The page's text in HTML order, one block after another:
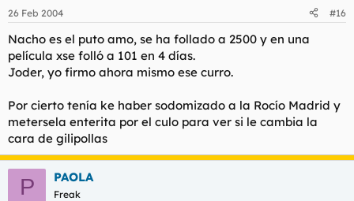
26 Feb 2004 #16
Nacho es el puto amo, se ha follado a 2500 y en una
película xse folló a 101 en 4 días.
Joder, yo firmo ahora mismo ese curro.
Por cierto tenía ke haber sodomizado a la Rocío Madrid y
metersela enterita por el culo para ver si le cambia la
cara de gilipollas
P PAOLA
Freak